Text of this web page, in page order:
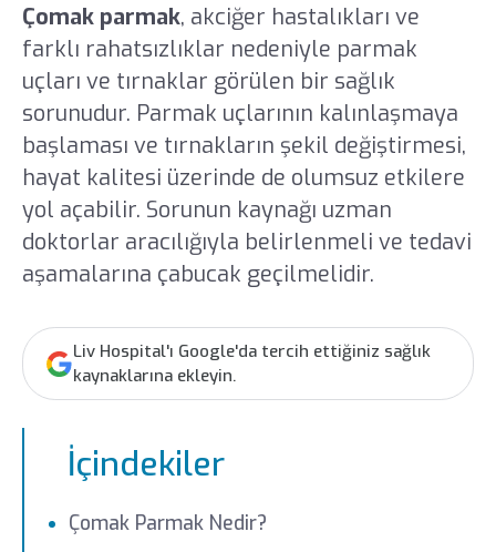
Çomak parmak, akciğer hastalıkları ve
farklı rahatsızlıklar nedeniyle parmak
uçları ve tırnaklar görülen bir sağlık
sorunudur. Parmak uçlarının kalınlaşmaya
başlaması ve tırnakların şekil değiştirmesi,
hayat kalitesi üzerinde de olumsuz etkilere
yol açabilir. Sorunun kaynağı uzman
doktorlar aracılığıyla belirlenmeli ve tedavi
aşamalarına çabucak geçilmelidir.
Liv Hospital'ı Google'da tercih ettiğiniz sağlık
kaynaklarına ekleyin.
İçindekiler
Çomak Parmak Nedir?